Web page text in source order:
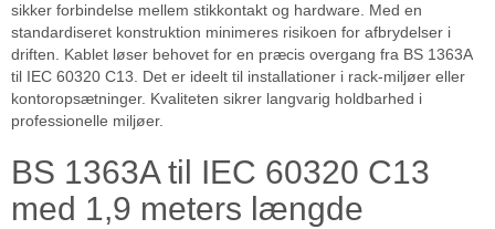
sikker forbindelse mellem stikkontakt og hardware. Med en
standardiseret konstruktion minimeres risikoen for afbrydelser i
driften. Kablet løser behovet for en præcis overgang fra BS 1363A
til IEC 60320 C13. Det er ideelt til installationer i rack-miljøer eller
kontoropsætninger. Kvaliteten sikrer langvarig holdbarhed i
professionelle miljøer.
BS 1363A til IEC 60320 C13
med 1,9 meters længde